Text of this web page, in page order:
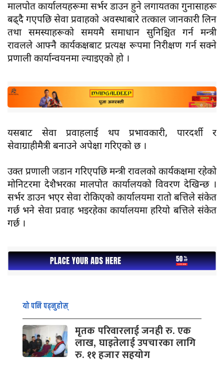
मालपोत कार्यालयहरूमा सर्भर डाउन हुने लगायतका गुनासाहरू
बढ्दै गएपछि सेवा प्रवाहको अवस्थाबारे तत्काल जानकारी लिन
तथा समस्याहरूको समयमै समाधान सुनिश्चित गर्न मन्त्री
रावलले आफ्नै कार्यकक्षबाट प्रत्यक्ष रूपमा निरीक्षण गर्न सक्ने
प्रणाली कार्यान्वयनमा ल्याइएको हो ।
यसबाट सेवा प्रवाहलाई थप प्रभावकारी, पारदर्शी र
सेवाग्राहीमैत्री बनाउने अपेक्षा गरिएको छ ।
उक्त प्रणाली जडान गरिएपछि मन्त्री रावलको कार्यकक्षमा रहेको
मोनिटरमा देशैभरका मालपोत कार्यालयको विवरण देखिन्छ ।
सर्भर डाउन भएर सेवा रोकिएको कार्यालयमा रातो बत्तिले संकेत
गर्छ भने सेवा प्रवाह भइरहेका कार्यालयमा हरियो बत्तिले संकेत
गर्छ ।
यो पनि पढ्नुहोस्
मृतक परिवारलाई जनही रु. एक
लाख, घाइतेलाई उपचारका लागि
रु. ११ हजार सहयोग